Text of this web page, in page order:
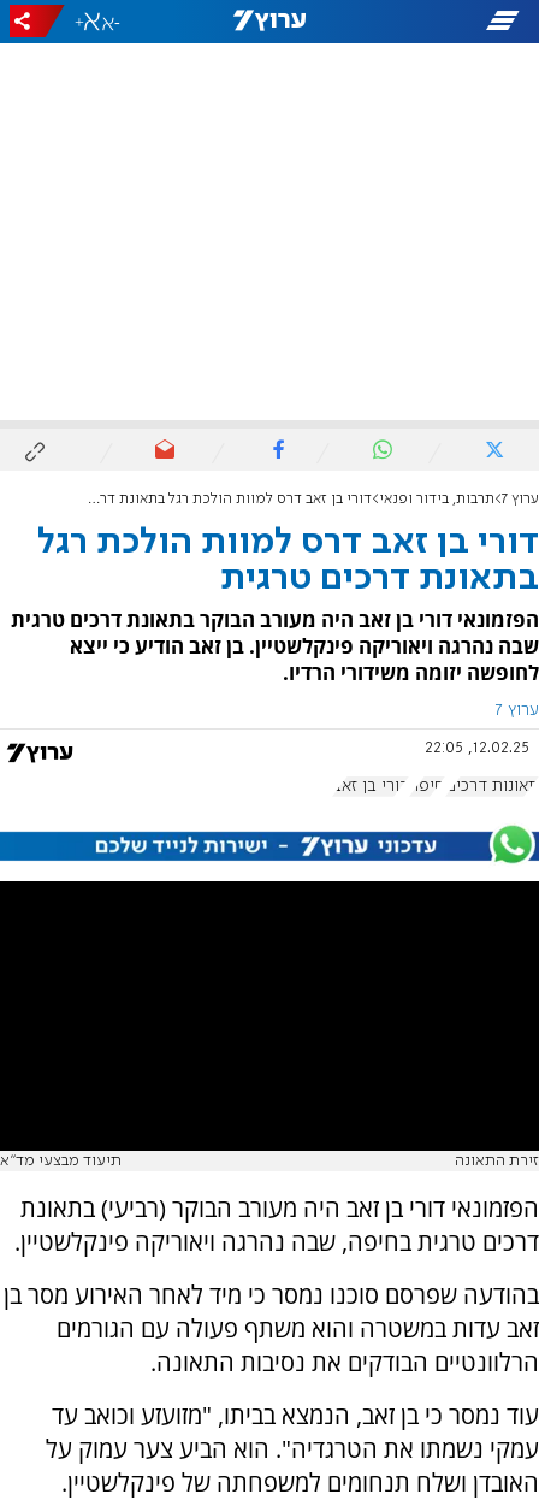
-
+
ערוץ 7 תרבות, בידור ופנאי דורי בן זאב דרס למוות הולכת רגל בתאונת דרכים טרגית
דורי בן זאב דרס למוות הולכת רגל
בתאונת דרכים טרגית
הפזמונאי דורי בן זאב היה מעורב הבוקר בתאונת דרכים טרגית
שבה נהרגה ויאוריקה פינקלשטיין. בן זאב הודיע כי ייצא
לחופשה יזומה משידורי הרדיו.
ערוץ 7
12.02.25, 22:05
תאונות דרכים חיפה דורי בן זאב
זירת התאונה תיעוד מבצעי מד"א
הפזמונאי דורי בן זאב היה מעורב הבוקר (רביעי) בתאונת
דרכים טרגית בחיפה, שבה נהרגה ויאוריקה פינקלשטיין.
בהודעה שפרסם סוכנו נמסר כי מיד לאחר האירוע מסר בן
זאב עדות במשטרה והוא משתף פעולה עם הגורמים
הרלוונטיים הבודקים את נסיבות התאונה.
עוד נמסר כי בן זאב, הנמצא בביתו, "מזועזע וכואב עד
עמקי נשמתו את הטרגדיה". הוא הביע צער עמוק על
האובדן ושלח תנחומים למשפחתה של פינקלשטיין.